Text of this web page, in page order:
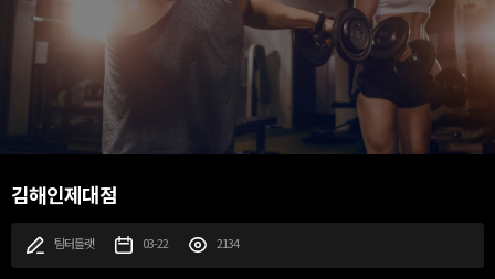
김해인제대점
팀터틀랫 03-22 2134